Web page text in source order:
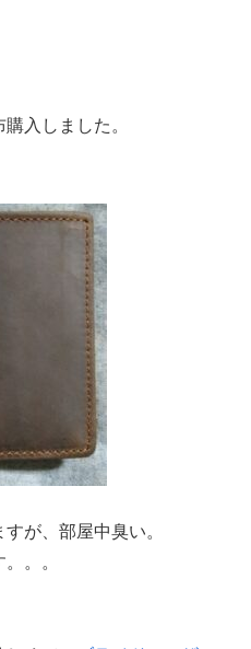
入しました。
が、部屋中臭い。
。。